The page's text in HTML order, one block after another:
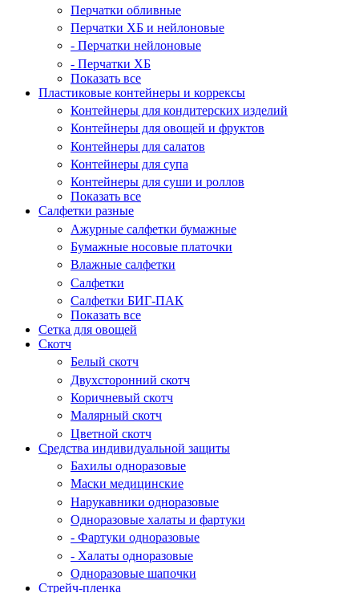
Перчатки обливные
Перчатки ХБ и нейлоновые
- Перчатки нейлоновые
- Перчатки ХБ
Показать все
Пластиковые контейнеры и коррексы
Контейнеры для кондитерских изделий
Контейнеры для овощей и фруктов
Контейнеры для салатов
Контейнеры для супа
Контейнеры для суши и роллов
Показать все
Салфетки разные
Ажурные салфетки бумажные
Бумажные носовые платочки
Влажные салфетки
Салфетки
Салфетки БИГ-ПАК
Показать все
Сетка для овощей
Скотч
Белый скотч
Двухсторонний скотч
Коричневый скотч
Малярный скотч
Цветной скотч
Средства индивидуальной защиты
Бахилы одноразовые
Маски медицинские
Нарукавники одноразовые
Одноразовые халаты и фартуки
- Фартуки одноразовые
- Халаты одноразовые
Одноразовые шапочки
Стрейч-пленка